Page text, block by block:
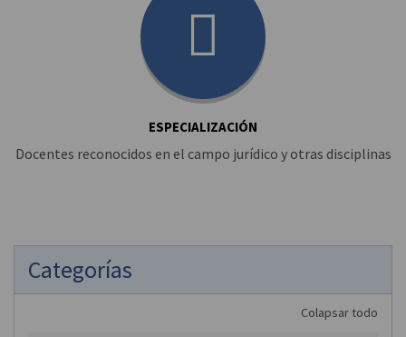
ESPECIALIZACIÓN
Docentes reconocidos en el campo jurídico y otras disciplinas
Categorías
Colapsar todo